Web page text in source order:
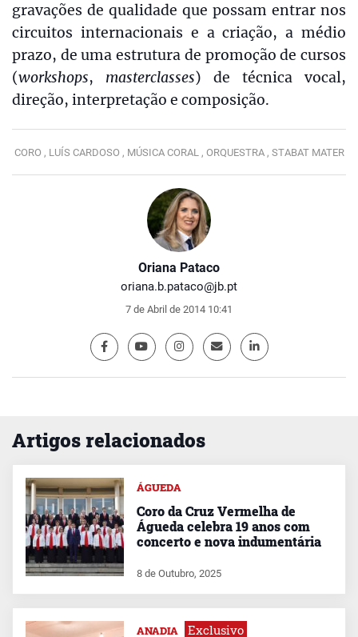
Oriana Pataco
oriana.b.pataco@jb.pt
7 de Abril de 2014 10:41
gravações de qualidade que possam entrar nos
circuitos internacionais e a criação, a médio
prazo, de uma estrutura de promoção de cursos
(workshops, masterclasses) de técnica vocal,
direção, interpretação e composição.
CORO , LUÍS CARDOSO , MÚSICA CORAL , ORQUESTRA , STABAT MATER
Artigos relacionados
ÁGUEDA
Coro da Cruz Vermelha de
Águeda celebra 19 anos com
concerto e nova indumentária
8 de Outubro, 2025
ANADIA Exclusivo